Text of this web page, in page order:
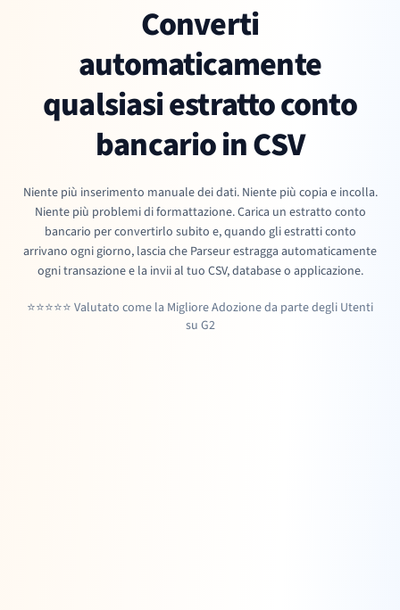
Converti
automaticamente
qualsiasi estratto conto
bancario in CSV
Niente più inserimento manuale dei dati. Niente più copia e incolla.
Niente più problemi di formattazione. Carica un estratto conto
bancario per convertirlo subito e, quando gli estratti conto
arrivano ogni giorno, lascia che Parseur estragga automaticamente
ogni transazione e la invii al tuo CSV, database o applicazione.
⭐⭐⭐⭐⭐ Valutato come la Migliore Adozione da parte degli Utenti
su G2